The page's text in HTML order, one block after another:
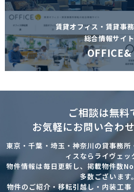
賃貸オフィス・賃貸事
総合情報サイト
OFFICE&
ご相談は無料
お気軽にお問い合わ
東京・千葉・埼玉・神奈川の貸事務所
ィスならライヴェッ
物件情報は毎日更新し、掲載物件数
多数ございます。
物件のご紹介・移転引越し・内装工事